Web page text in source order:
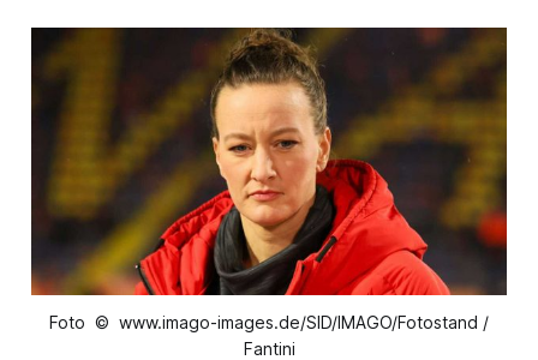
Foto © www.imago-images.de/SID/IMAGO/Fotostand /
Fantini